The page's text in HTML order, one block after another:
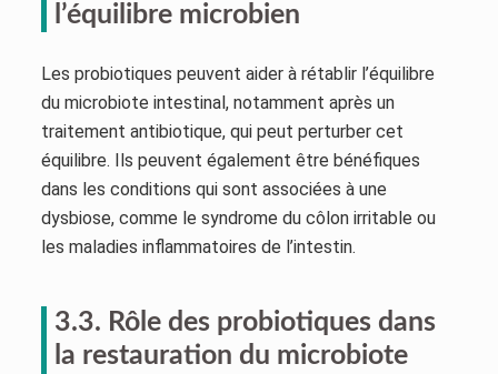
l’équilibre microbien
Les probiotiques peuvent aider à rétablir l’équilibre
du microbiote intestinal, notamment après un
traitement antibiotique, qui peut perturber cet
équilibre. Ils peuvent également être bénéfiques
dans les conditions qui sont associées à une
dysbiose, comme le syndrome du côlon irritable ou
les maladies inflammatoires de l’intestin.
3.3. Rôle des probiotiques dans
la restauration du microbiote